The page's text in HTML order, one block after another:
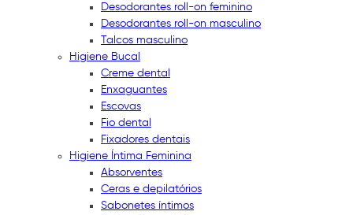
Desodorantes roll-on feminino
Desodorantes roll-on masculino
Talcos masculino
Higiene Bucal
Creme dental
Enxaguantes
Escovas
Fio dental
Fixadores dentais
Higiene Íntima Feminina
Absorventes
Ceras e depilatórios
Sabonetes íntimos